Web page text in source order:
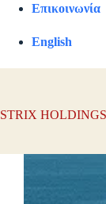
Επικοινωνία
English
STRIX HOLDINGS